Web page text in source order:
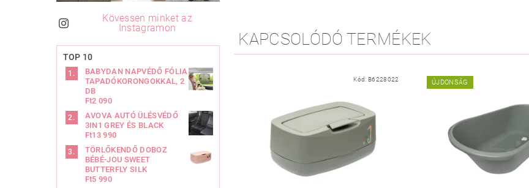
Kövessen minket az
Instagramon
TOP 10
BABYDAN NAPVÉDŐ FÓLIA
TAPADÓKORONGOKKAL, 2
DB
Ft2 090
AVOVA AUTÓ ÜLÉSVÉDŐ
3IN1 GREY ÉS BLACK
Ft13 990
TÖRLŐKENDŐ DOBOZ
BÉBÉ-JOU SWEET
BUTTERFLY SILK
Ft5 990
KAPCSOLÓDÓ TERMÉKEK
Kód: B6228022 ÚJDONSÁG